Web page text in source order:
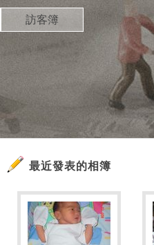
訪客簿
最近發表的相簿